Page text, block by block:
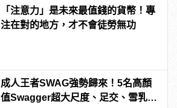
「注意力」是未來最值錢的貨幣！專
注在對的地方，才不會徒勞無功
成人王者SWAG強勢歸來！5名高顏
值Swagger超大尺度、足交、雪乳、